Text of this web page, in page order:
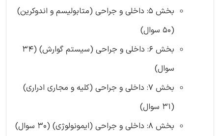
بخش 5: داخلی و جراحی (متابولیسم و اندوکرین)
(50 سوال)
بخش 6: داخلی و جراحی (سیستم گوارش) (34
سوال)
بخش 7: داخلی و جراحی (کلیه و مجاری ادراری)
(31 سوال)
بخش 8: داخلی و جراحی (ایمونولوژی) (30 سوال)